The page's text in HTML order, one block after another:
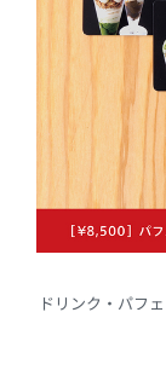
ドリンク・パフ